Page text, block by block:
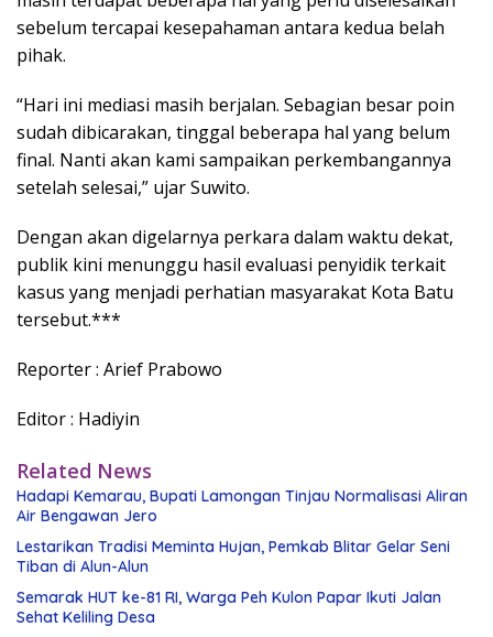
sebelum tercapai kesepahaman antara kedua belah
pihak.
“Hari ini mediasi masih berjalan. Sebagian besar poin
sudah dibicarakan, tinggal beberapa hal yang belum
final. Nanti akan kami sampaikan perkembangannya
setelah selesai,” ujar Suwito.
Dengan akan digelarnya perkara dalam waktu dekat,
publik kini menunggu hasil evaluasi penyidik terkait
kasus yang menjadi perhatian masyarakat Kota Batu
tersebut.***
Reporter : Arief Prabowo
Editor : Hadiyin
Related News
Hadapi Kemarau, Bupati Lamongan Tinjau Normalisasi Aliran
Air Bengawan Jero
Lestarikan Tradisi Meminta Hujan, Pemkab Blitar Gelar Seni
Tiban di Alun-Alun
Semarak HUT ke-81 RI, Warga Peh Kulon Papar Ikuti Jalan
Sehat Keliling Desa